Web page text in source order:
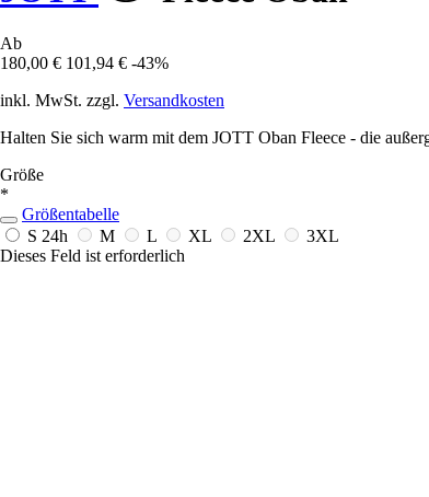
Ab
180,00 € 101,94 € -43%
inkl. MwSt. zzgl. Versandkosten
Halten Sie sich warm mit dem JOTT Oban Fleece - die
Größe
*
Größentabelle
S 24h M L XL 2XL
3XL
Dieses Feld ist erforderlich